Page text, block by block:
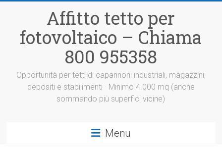
Affitto tetto per
fotovoltaico – Chiama
800 955358
Opportunità per tetti di capannoni industriali, magazzini,
depositi e stabilimenti · Minimo 4.000 mq (anche
sommando più superfici vicine)
Menu